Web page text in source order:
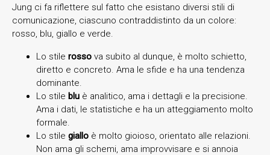
Jung ci fa riflettere sul fatto che esistano diversi stili di
comunicazione, ciascuno contraddistinto da un colore:
rosso, blu, giallo e verde.
Lo stile rosso va subito al dunque, è molto schietto,
diretto e concreto. Ama le sfide e ha una tendenza
dominante.
Lo stile blu è analitico, ama i dettagli e la precisione.
Ama i dati, le statistiche e ha un atteggiamento molto
formale.
Lo stile giallo è molto gioioso, orientato alle relazioni.
Non ama gli schemi, ama improvvisare e si annoia